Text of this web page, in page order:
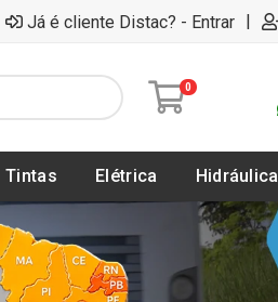
Já é cliente Distac? - Entrar |
0
Tintas Elétrica Hidráulica